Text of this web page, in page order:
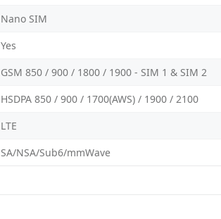
Nano SIM
Yes
GSM 850 / 900 / 1800 / 1900 - SIM 1 & SIM 2
HSDPA 850 / 900 / 1700(AWS) / 1900 / 2100
LTE
SA/NSA/Sub6/mmWave